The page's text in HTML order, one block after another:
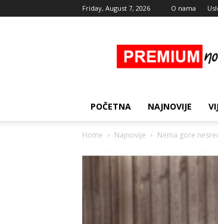
Friday, August 7, 2026 O nama
Novine
POČETNA NAJNOVIJE
Home Najnovije Nema gore